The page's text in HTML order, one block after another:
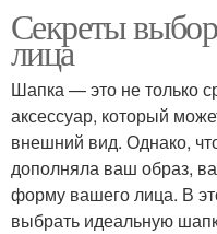
Секреты
лица
Шапка — это не только
аксессуар, который
внешний вид. Однако,
дополняла ваш образ,
форму вашего лица. В
выбрать идеальную